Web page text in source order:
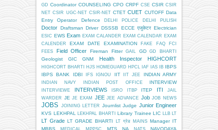
GD Coordinator COUNSELING CPO CRPF CSE CSIR CSIR
NET CSIR UGC-NET CSIR-NET CTET CUET CUTOFF Data
Entry Operator
Defence DELHI POLICE DELHI PULISH
Doctor Draftsman Driver DSSSB ECCE एजुकेटर Electrician
ESIC EWS Exam EXAM CALANDER EXAM CALENDAR EXAM
CALENDER
EXAM DATE EXAMINATION FAKE FAQ
FCI
FEES
Field Officer Fireman Fitter GAIL GD GD BHARTI
Geologist GIC GNM Health Inspector HIGHCORT
HIGHCORT BHARTI HJS HOMEGUARD HPCL IAF IAS IB IBPS
IBPS BANK
IDBI IFS IGNOU IIT IIT JEE INDIAN ARMY
INDIAN NAVY INDIAN POST OFFICE INTERVIEW
INTERVIEWE INTERVIEWS ISRO ITBP ITEP ITI
JAIL
WARDER JE JE EXAM JEE JEE ADVANCE Job JOB NEWS
JOBS JOINING LETTER Journlist Judge Junior Engineer
KVS LEKHPAL LEKHPAL BHARTI Library Trainee LIC LLB LT
LT Grade LT GRADE BHARTI LT ग्रेड MAINS Manager IT
MBBS
MEDICAL MPPSC MTS NA NATS
NAVODAYA